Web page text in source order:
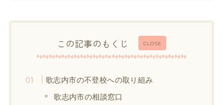
CLOSE
この記事のもくじ
歌志内市の不登校への取り組み
歌志内市の相談窓口